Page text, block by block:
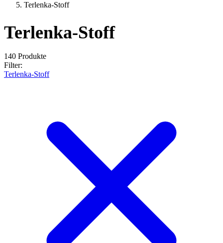
Terlenka-Stoff
Terlenka-Stoff
140 Produkte
Filter:
Terlenka-Stoff